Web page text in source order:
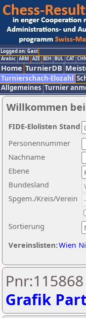
Logged on: Gast
Arabic ARM AZE BIH BUL CAT
Home TurnierDB
Turnierschach-Elozahl
Allgemeines Turnier
Willkommen
Nachname
Ebene
Sortierung
Personennummer
Bundesland
Spgem./Kreis/Verein
Vereinslisten:Wien
FIDE-Elolisten Stand
Grafik